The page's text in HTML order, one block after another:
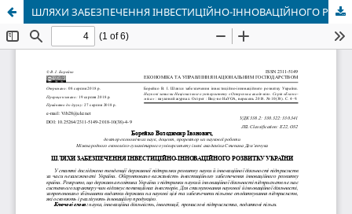
ШЛЯХИ ЗАБЕЗПЕЧЕННЯ ІНВЕСТИЦІЙНО-ІННОВАЦІЙНОГО РОЗВИТКУ УКРАЇНИ